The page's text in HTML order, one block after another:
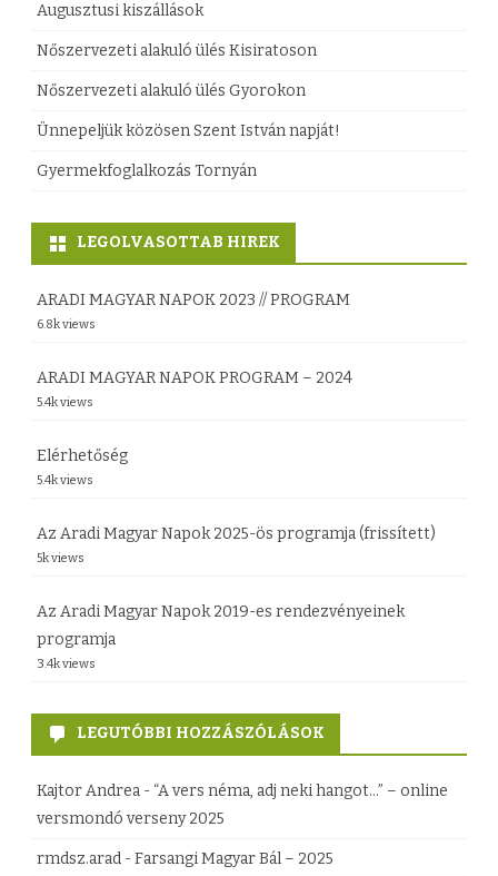
Augusztusi kiszállások
Nőszervezeti alakuló ülés Kisiratoson
Nőszervezeti alakuló ülés Gyorokon
Ünnepeljük közösen Szent István napját!
Gyermekfoglalkozás Tornyán
LEGOLVASOTTAB HIREK
ARADI MAGYAR NAPOK 2023 // PROGRAM
6.8k views
ARADI MAGYAR NAPOK PROGRAM – 2024
5.4k views
Elérhetőség
5.4k views
Az Aradi Magyar Napok 2025-ös programja (frissített)
5k views
Az Aradi Magyar Napok 2019-es rendezvényeinek
programja
3.4k views
LEGUTÓBBI HOZZÁSZÓLÁSOK
Kajtor Andrea - “A vers néma, adj neki hangot…” – online
versmondó verseny 2025
rmdsz.arad -Farsangi Magyar Bál – 2025